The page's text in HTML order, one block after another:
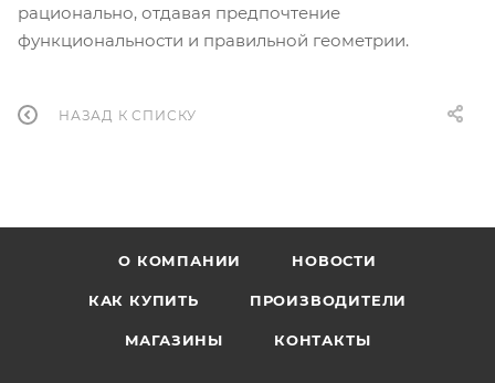
рационально, отдавая предпочтение
функциональности и правильной геометрии.
НАЗАД К СПИСКУ
О КОМПАНИИ НОВОСТИ
КАК КУПИТЬ ПРОИЗВОДИТЕЛИ
МАГАЗИНЫ КОНТАКТЫ